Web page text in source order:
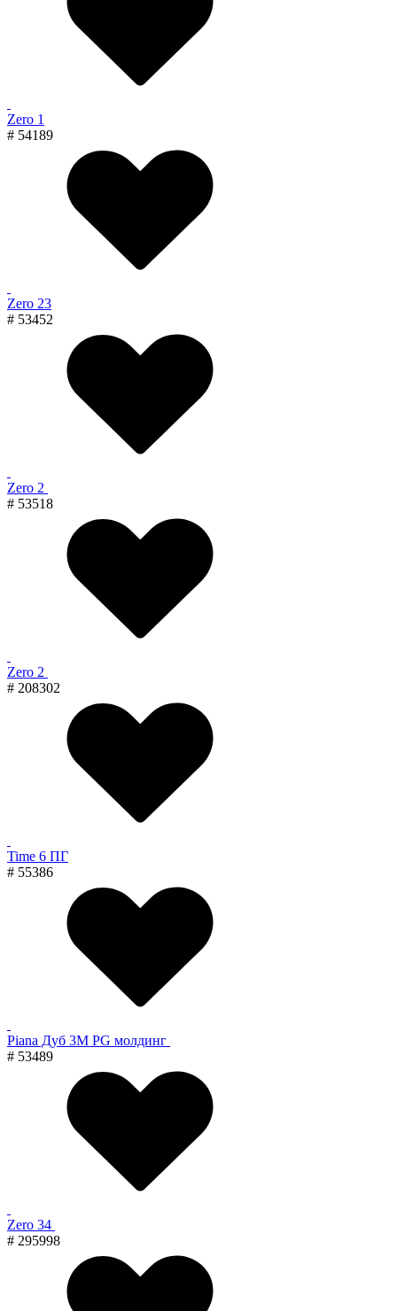
Zero 1
# 54189
Zero 23
# 53452
Zero 2
# 53518
Zero 2
# 208302
Time 6 ПГ
# 55386
Piana Дуб 3M PG молдинг
# 53489
Zero 34
# 295998